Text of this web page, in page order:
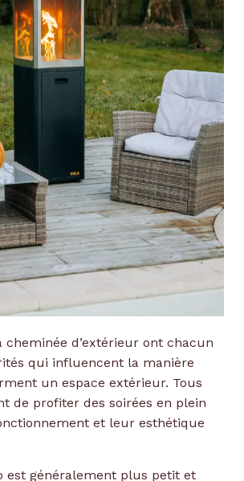
cheminée d’extérieur ont chacun
qui influencent la manière
un espace extérieur. Tous
de profiter des soirées en plein
et leur esthétique
est généralement plus petit et